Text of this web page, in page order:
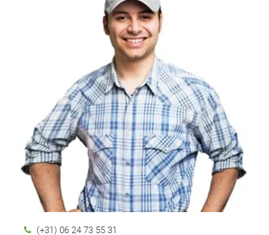
(+31) 06 24 73 55 31